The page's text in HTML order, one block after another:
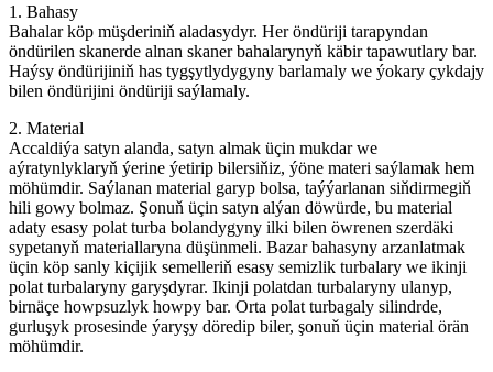
1. Bahasy
Bahalar köp müşderiniň aladasydyr. Her öndüriji tarapyndan
öndürilen skanerde alnan skaner bahalarynyň käbir tapawutlary bar.
Haýsy öndürijiniň has tygşytlydygyny barlamaly we ýokary çykdajy
bilen öndürijini öndüriji saýlamaly.
2. Material
Accaldiýa satyn alanda, satyn almak üçin mukdar we
aýratynlyklaryň ýerine ýetirip bilersiňiz, ýöne materi saýlamak hem
möhümdir. Saýlanan material garyp bolsa, taýýarlanan siňdirmegiň
hili gowy bolmaz. Şonuň üçin satyn alýan döwürde, bu material
adaty esasy polat turba bolandygyny ilki bilen öwrenen szerdäki
sypetanyň materiallaryna düşünmeli. Bazar bahasyny arzanlatmak
üçin köp sanly kiçijik semelleriň esasy semizlik turbalary we ikinji
polat turbalaryny garyşdyrar. Ikinji polatdan turbalaryny ulanyp,
birnäçe howpsuzlyk howpy bar. Orta polat turbagaly silindrde,
gurluşyk prosesinde ýaryşy döredip biler, şonuň üçin material örän
möhümdir.